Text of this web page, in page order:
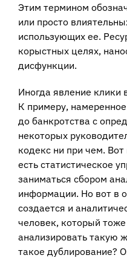
Этим термином
или просто
использующих ее.
корыстных целях,
дисфункции.
Иногда явление клики
К примеру,
до банкротства с
некоторых
кодекс ни при чем.
есть статистическое
заниматься сбором
информации. Но вот в
создается и
человек, который
анализировать такую
такое дублирование?